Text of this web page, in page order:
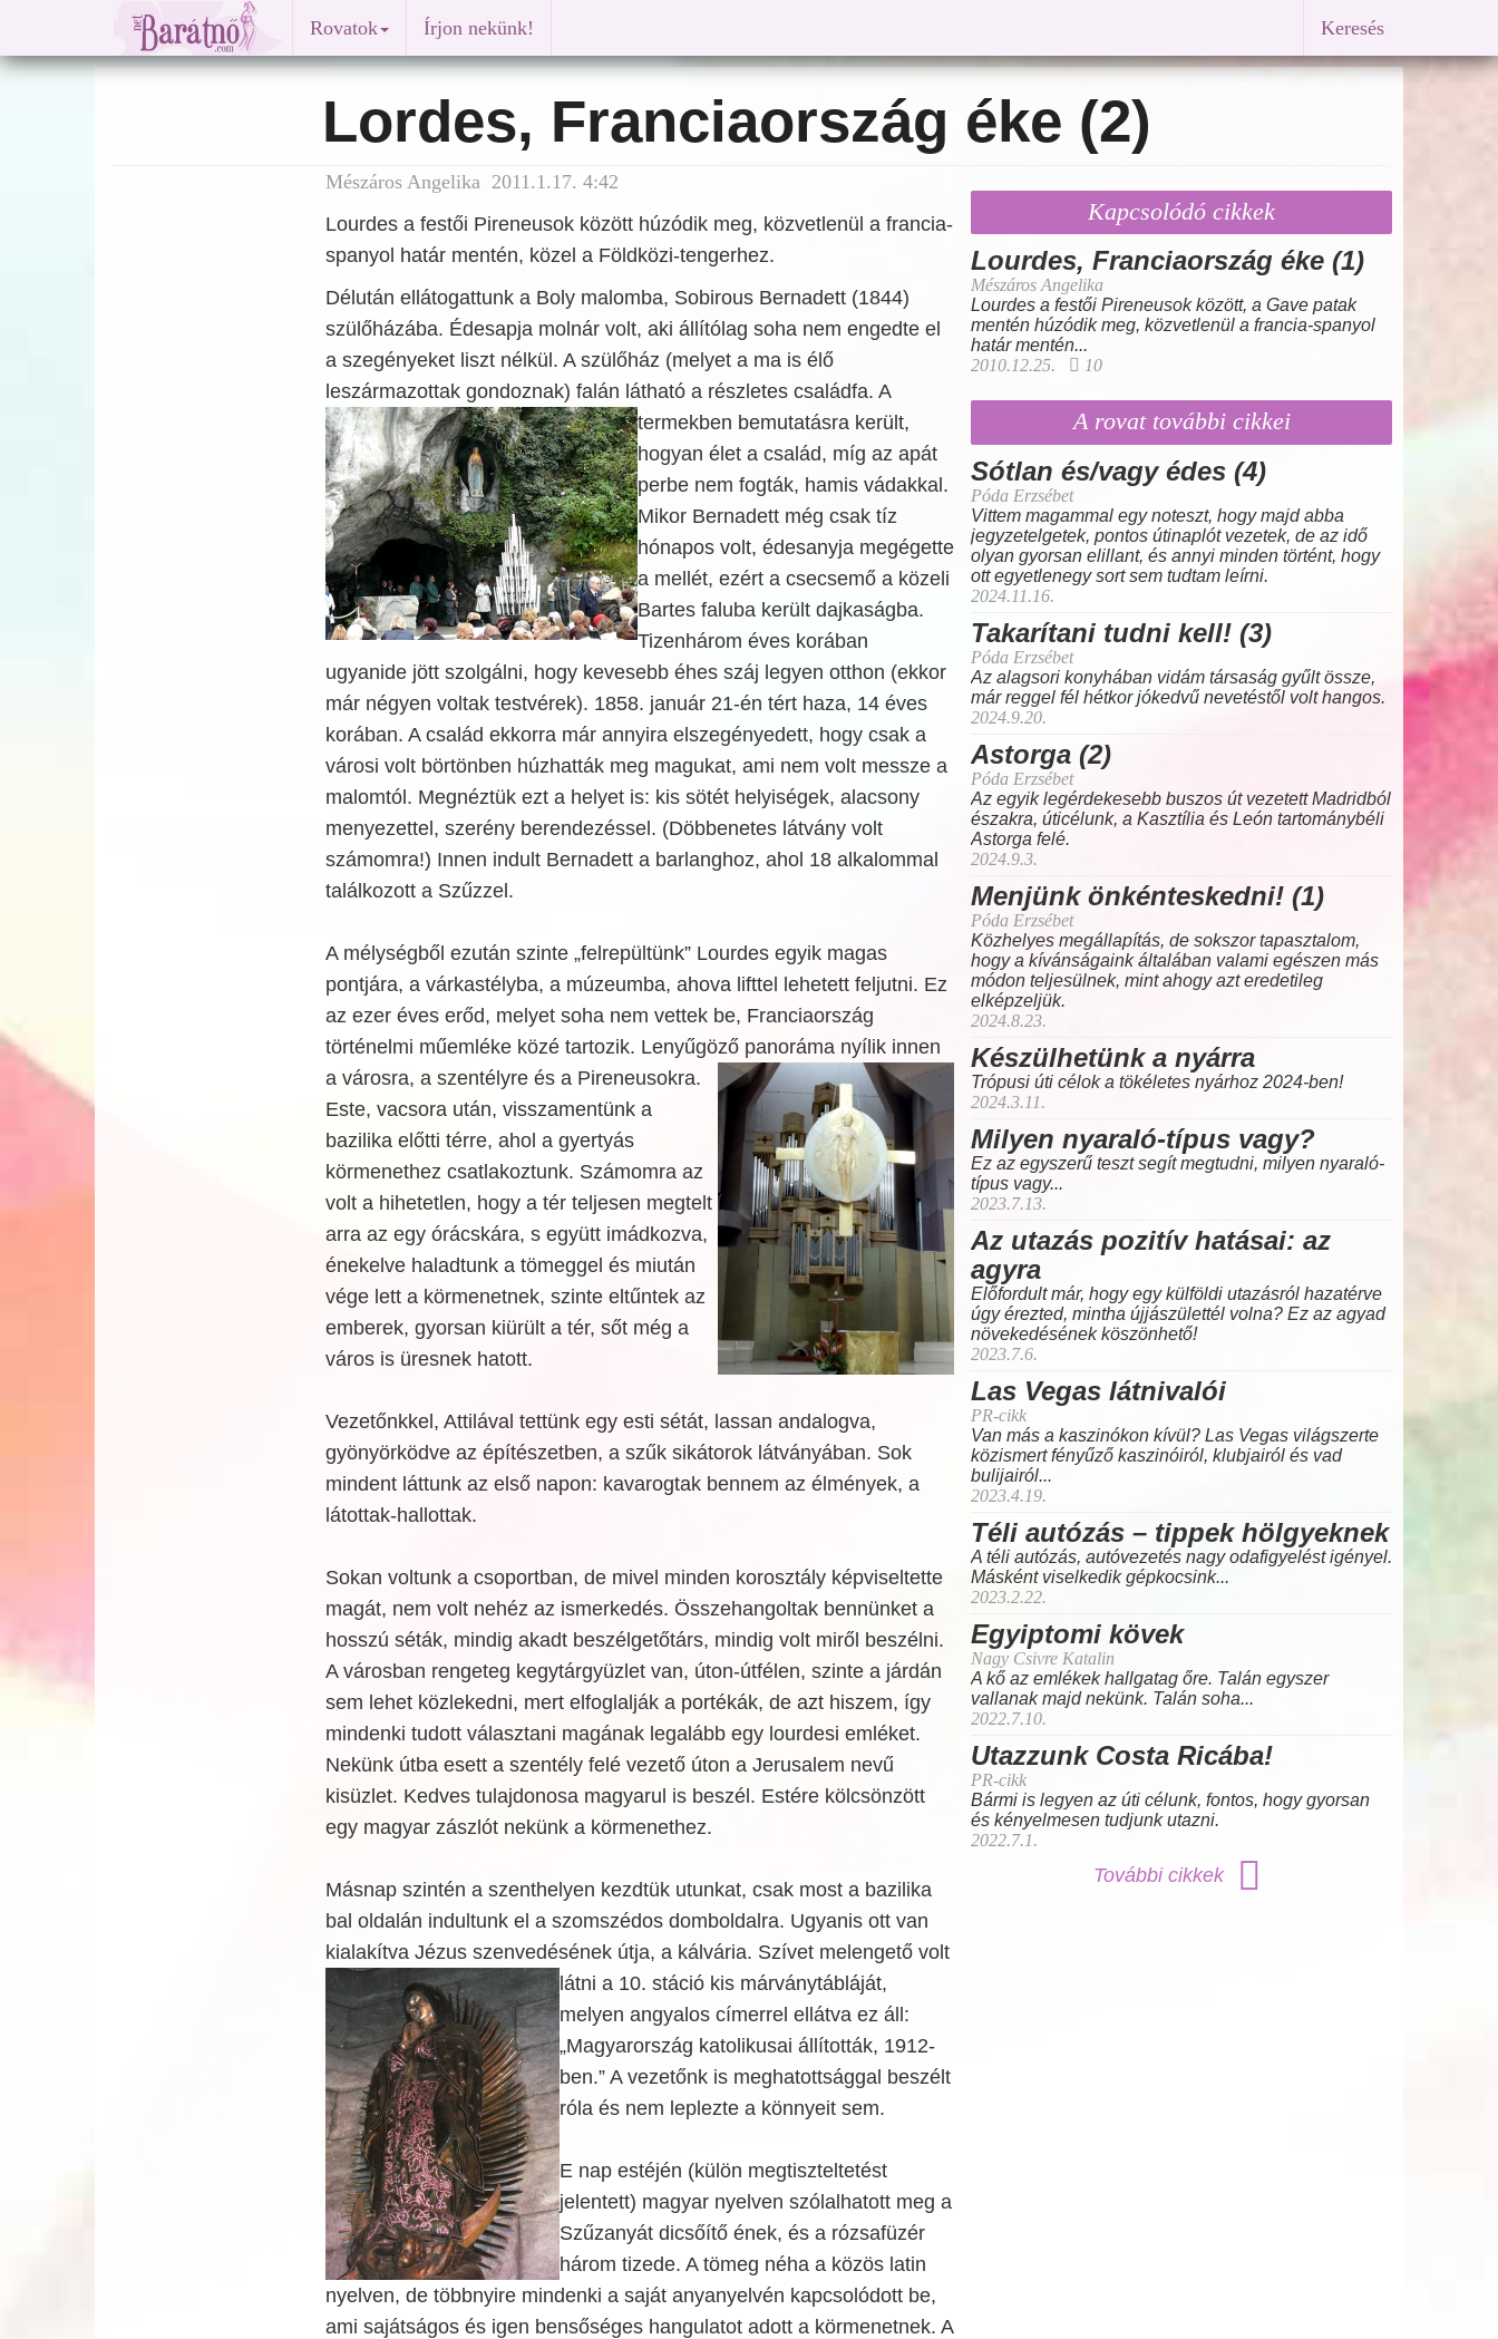
Rovatok Írjon nekünk! Keresés
Lordes, Franciaország éke (2)
Mészáros Angelika 2011.1.17. 4:42
Lourdes a festői Pireneusok között húzódik meg, közvetlenül a francia-
spanyol határ mentén, közel a Földközi-tengerhez.
Délután ellátogattunk a Boly malomba, Sobirous Bernadett (1844)
szülőházába. Édesapja molnár volt, aki állítólag soha nem engedte el
a szegényeket liszt nélkül. A szülőház (melyet a ma is élő
leszármazottak gondoznak) falán látható a részletes családfa. A
termekben bemutatásra került,
hogyan élet a család, míg az apát
perbe nem fogták, hamis vádakkal.
Mikor Bernadett még csak tíz
hónapos volt, édesanyja megégette
a mellét, ezért a csecsemő a közeli
Bartes faluba került dajkaságba.
Tizenhárom éves korában
ugyanide jött szolgálni, hogy kevesebb éhes száj legyen otthon (ekkor
már négyen voltak testvérek). 1858. január 21-én tért haza, 14 éves
korában. A család ekkorra már annyira elszegényedett, hogy csak a
városi volt börtönben húzhatták meg magukat, ami nem volt messze a
malomtól. Megnéztük ezt a helyet is: kis sötét helyiségek, alacsony
menyezettel, szerény berendezéssel. (Döbbenetes látvány volt
számomra!) Innen indult Bernadett a barlanghoz, ahol 18 alkalommal
találkozott a Szűzzel.
A mélységből ezután szinte „felrepültünk” Lourdes egyik magas
pontjára, a várkastélyba, a múzeumba, ahova lifttel lehetett feljutni. Ez
az ezer éves erőd, melyet soha nem vettek be, Franciaország
történelmi műemléke közé tartozik. Lenyűgöző panoráma nyílik innen
a városra, a szentélyre és a Pireneusokra.
Este, vacsora után, visszamentünk a
bazilika előtti térre, ahol a gyertyás
körmenethez csatlakoztunk. Számomra az
volt a hihetetlen, hogy a tér teljesen megtelt
arra az egy órácskára, s együtt imádkozva,
énekelve haladtunk a tömeggel és miután
vége lett a körmenetnek, szinte eltűntek az
emberek, gyorsan kiürült a tér, sőt még a
város is üresnek hatott.
Vezetőnkkel, Attilával tettünk egy esti sétát, lassan andalogva,
gyönyörködve az építészetben, a szűk sikátorok látványában. Sok
mindent láttunk az első napon: kavarogtak bennem az élmények, a
látottak-hallottak.
Sokan voltunk a csoportban, de mivel minden korosztály képviseltette
magát, nem volt nehéz az ismerkedés. Összehangoltak bennünket a
hosszú séták, mindig akadt beszélgetőtárs, mindig volt miről beszélni.
A városban rengeteg kegytárgyüzlet van, úton-útfélen, szinte a járdán
sem lehet közlekedni, mert elfoglalják a portékák, de azt hiszem, így
mindenki tudott választani magának legalább egy lourdesi emléket.
Nekünk útba esett a szentély felé vezető úton a Jerusalem nevű
kisüzlet. Kedves tulajdonosa magyarul is beszél. Estére kölcsönzött
egy magyar zászlót nekünk a körmenethez.
Másnap szintén a szenthelyen kezdtük utunkat, csak most a bazilika
bal oldalán indultunk el a szomszédos domboldalra. Ugyanis ott van
kialakítva Jézus szenvedésének útja, a kálvária. Szívet melengető volt
látni a 10. stáció kis márványtábláját,
melyen angyalos címerrel ellátva ez áll:
„Magyarország katolikusai állították, 1912-
ben.” A vezetőnk is meghatottsággal beszélt
róla és nem leplezte a könnyeit sem.
E nap estéjén (külön megtiszteltetést
jelentett) magyar nyelven szólalhatott meg a
Szűzanyát dicsőítő ének, és a rózsafüzér
három tizede. A tömeg néha a közös latin
nyelven, de többnyire mindenki a saját anyanyelvén kapcsolódott be,
ami sajátságos és igen bensőséges hangulatot adott a körmenetnek. A
Kapcsolódó cikkek
Lourdes, Franciaország éke (1)
Mészáros Angelika
Lourdes a festői Pireneusok között, a Gave patak
mentén húzódik meg, közvetlenül a francia-spanyol
határ mentén...
2010.12.25.
10
A rovat további cikkei
Sótlan és/vagy édes (4)
Póda Erzsébet
Vittem magammal egy noteszt, hogy majd abba
jegyzetelgetek, pontos útinaplót vezetek, de az idő
olyan gyorsan elillant, és annyi minden történt, hogy
ott egyetlenegy sort sem tudtam leírni.
2024.11.16.
Takarítani tudni kell! (3)
Póda Erzsébet
Az alagsori konyhában vidám társaság gyűlt össze,
már reggel fél hétkor jókedvű nevetéstől volt hangos.
2024.9.20.
Astorga (2)
Póda Erzsébet
Az egyik legérdekesebb buszos út vezetett Madridból
északra, úticélunk, a Kasztília és León tartománybéli
Astorga felé.
2024.9.3.
Menjünk önkénteskedni! (1)
Póda Erzsébet
Közhelyes megállapítás, de sokszor tapasztalom,
hogy a kívánságaink általában valami egészen más
módon teljesülnek, mint ahogy azt eredetileg
elképzeljük.
2024.8.23.
Készülhetünk a nyárra
Trópusi úti célok a tökéletes nyárhoz 2024-ben!
2024.3.11.
Milyen nyaraló-típus vagy?
Ez az egyszerű teszt segít megtudni, milyen nyaraló-
típus vagy...
2023.7.13.
Az utazás pozitív hatásai: az
agyra
Előfordult már, hogy egy külföldi utazásról hazatérve
úgy érezted, mintha újjászülettél volna? Ez az agyad
növekedésének köszönhető!
2023.7.6.
Las Vegas látnivalói
PR-cikk
Van más a kaszinókon kívül? Las Vegas világszerte
közismert fényűző kaszinóiról, klubjairól és vad
bulijairól...
2023.4.19.
Téli autózás – tippek hölgyeknek
A téli autózás, autóvezetés nagy odafigyelést igényel.
Másként viselkedik gépkocsink...
2023.2.22.
Egyiptomi kövek
Nagy Csivre Katalin
A kő az emlékek hallgatag őre. Talán egyszer
vallanak majd nekünk. Talán soha...
2022.7.10.
Utazzunk Costa Ricába!
PR-cikk
Bármi is legyen az úti célunk, fontos, hogy gyorsan
és kényelmesen tudjunk utazni.
2022.7.1.
További cikkek